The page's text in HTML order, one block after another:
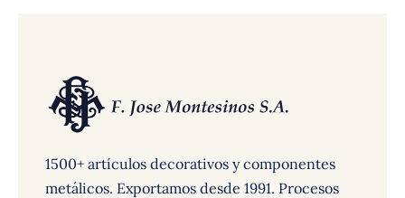
1500+ artículos decorativos y componentes
metálicos. Exportamos desde 1991. Procesos